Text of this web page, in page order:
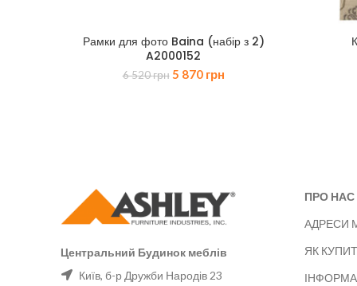
Рамки для фото Baina (набір з 2)
A2000152
6 520грн Оригінальна
5 870 грнПоточна
Центральний Будинок меблів
Київ, б-р Дружби Народів 23
ПРО НАС
АДРЕСИ
ЯК